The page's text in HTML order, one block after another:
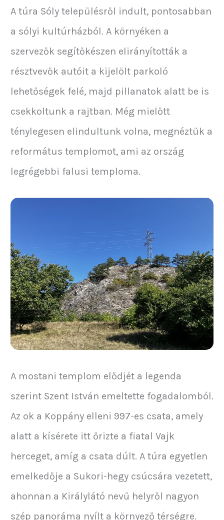
A túra Sóly településről indult, pontosabban
a sólyi kultúrházból. A környéken a
szervezők segítőkészen elirányították a
résztvevők autóit a kijelölt parkoló
lehetőségek felé, majd pillanatok alatt be is
csekkoltunk a rajtban. Még mielőtt
ténylegesen elindultunk volna, megnéztük a
református templomot, ami az ország
legrégebbi falusi temploma.
A mostani templom elődjét a legenda
szerint Szent István emeltette fogadalomból.
Az ok a Koppány elleni 997-es csata, amely
alatt a kísérete itt őrizte a fiatal Vajk
herceget, amíg a csata dúlt. A túra egyetlen
emelkedője a Sukori-hegy csúcsára vezetett,
ahonnan a Királylátó nevű helyről nagyon
szép panoráma nyílt a környező térségre.